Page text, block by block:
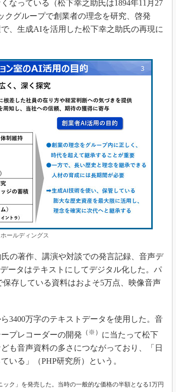
制御セキュリティ
新型コロナへの対応
なっている（松下幸之助氏は1894年11月27
クグループで創業者の理念を研究、啓発
、生成AIを活用した松下幸之助氏の再現に
ールディングス
の著作、講演や対談での発言記録、音声デ
ータはテキストにしてデジタル化した。パ
存している資料はおよそ5万点、映像音声
3400万字のテキストデータを使用した。音
プレコーダーの開発 （※） に当たって松下
も音声資料の多さにつながっており、「日
いる」（PHP研究所）という。
ク」を発売した。当時の一般的な価格の半額となる1万円